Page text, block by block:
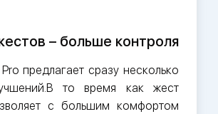
– больше контроля
предлагает сразу несколько
то время как жест
с большим комфортом